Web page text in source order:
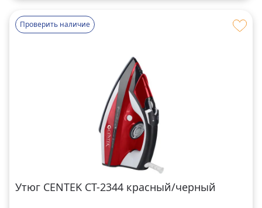
Проверить наличие
Утюг CENTEK CT-2344 красный/черный